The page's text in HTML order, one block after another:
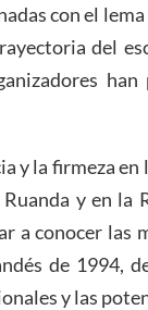
con el lema
del
y la firmeza en
y en la
a conocer las
de 1994,
y las